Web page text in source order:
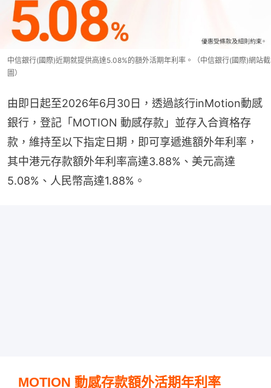
中信銀行(國際)近期就提供高達5.08%的額外活期年利率。（中信銀行(國際)網站截
圖）
由即日起至2026年6月30日，透過該行inMotion動感
銀行，登記「MOTION 動感存款」並存入合資格存
款，維持至以下指定日期，即可享遞進額外年利率，
其中港元存款額外年利率高達3.88%、美元高達
5.08%、人民幣高達1.88%。